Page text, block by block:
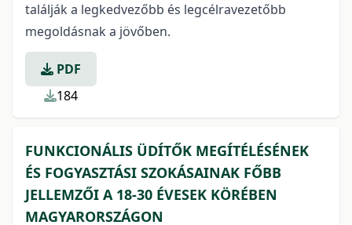
találják a legkedvezőbb és legcélravezetőbb
megoldásnak a jövőben.
PDF
184
FUNKCIONÁLIS ÜDÍTŐK MEGÍTÉLÉSÉNEK
ÉS FOGYASZTÁSI SZOKÁSAINAK FŐBB
JELLEMZŐI A 18-30 ÉVESEK KÖRÉBEN
MAGYARORSZÁGON